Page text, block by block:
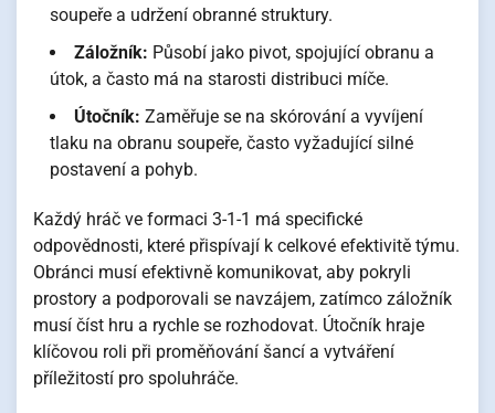
soupeře a udržení obranné struktury.
Záložník: Působí jako pivot, spojující obranu a
útok, a často má na starosti distribuci míče.
Útočník: Zaměřuje se na skórování a vyvíjení
tlaku na obranu soupeře, často vyžadující silné
postavení a pohyb.
Každý hráč ve formaci 3-1-1 má specifické
odpovědnosti, které přispívají k celkové efektivitě týmu.
Obránci musí efektivně komunikovat, aby pokryli
prostory a podporovali se navzájem, zatímco záložník
musí číst hru a rychle se rozhodovat. Útočník hraje
klíčovou roli při proměňování šancí a vytváření
příležitostí pro spoluhráče.